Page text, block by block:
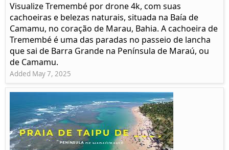
Visualize Tremembé por drone 4k, com suas
cachoeiras e belezas naturais, situada na Baía de
Camamu, no coração de Marau, Bahia. A cachoeira de
Tremembé é uma das paradas no passeio de lancha
que sai de Barra Grande na Península de Maraú, ou
de Camamu.
Added May 7, 2025